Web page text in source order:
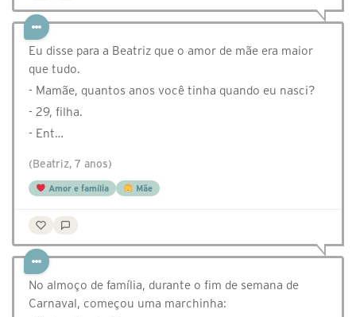
Eu disse para a Beatriz que o amor de mãe era maior
que tudo.
- Mamãe, quantos anos você tinha quando eu nasci?
- 29, filha.
- Ent…
(Beatriz, 7 anos)
Amor e família Mãe
No almoço de família, durante o fim de semana de
Carnaval, começou uma marchinha: